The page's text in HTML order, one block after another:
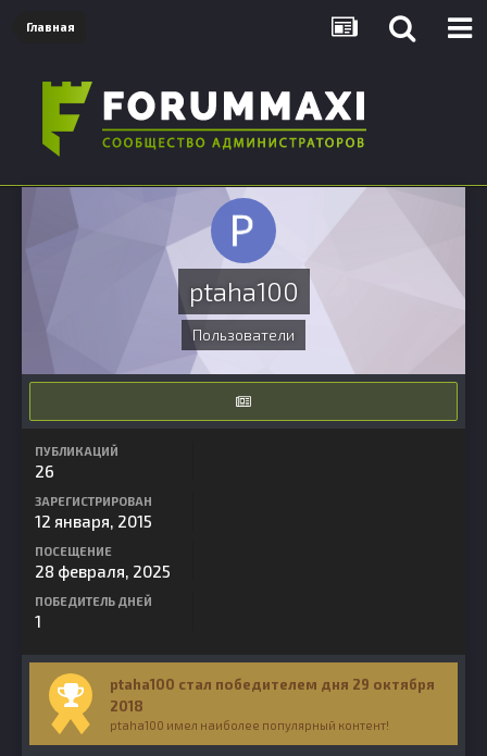
Главная
ptaha100
Пользователи
ПУБЛИКАЦИЙ
26
ЗАРЕГИСТРИРОВАН
12 января, 2015
ПОСЕЩЕНИЕ
28 февраля, 2025
ПОБЕДИТЕЛЬ ДНЕЙ
1
ptaha100 стал победителем дня 29 октября
2018
ptaha100 имел наиболее популярный контент!